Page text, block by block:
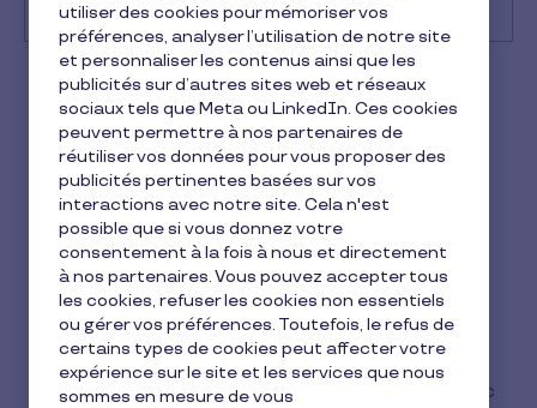
Recherche
Consommateur Pluxee Restaurant
La Carte Pluxee Restaurant
est-elle un titre-restaurant ?
1 min de lecture 11 février 2026
lecture
Absolument, la Carte Pluxee Restaurant est une
version dématérialisée du titre-restaurant
Elle fonctionne comme les titres papier, mais avec
utiliser des cookies pour mémoriser vos
préférences, analyser l’utilisation de notre site
et personnaliser les contenus ainsi que les
publicités sur d’autres sites web et réseaux
sociaux tels que Meta ou LinkedIn. Ces cookies
peuvent permettre à nos partenaires de
réutiliser vos données pour vous proposer des
publicités pertinentes basées sur vos
interactions avec notre site. Cela n'est
possible que si vous donnez votre
consentement à la fois à nous et directement
à nos partenaires. Vous pouvez accepter tous
les cookies, refuser les cookies non essentiels
ou gérer vos préférences. Toutefois, le refus de
certains types de cookies peut affecter votre
expérience sur le site et les services que nous
sommes en mesure de vous